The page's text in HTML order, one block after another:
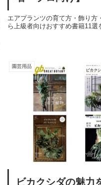
エアプランツの育て方・飾り
ら上級者向けおすすめ書籍11選
園芸用品
ビカクシダの魅力